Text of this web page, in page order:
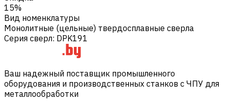
15%
Вид номенклатуры
Монолитные (цельные) твердосплавные сверла
Серия сверл: DPK191
Ваш надежный поставщик промышленного
оборудования и производственных станков с ЧПУ для
металлообработки